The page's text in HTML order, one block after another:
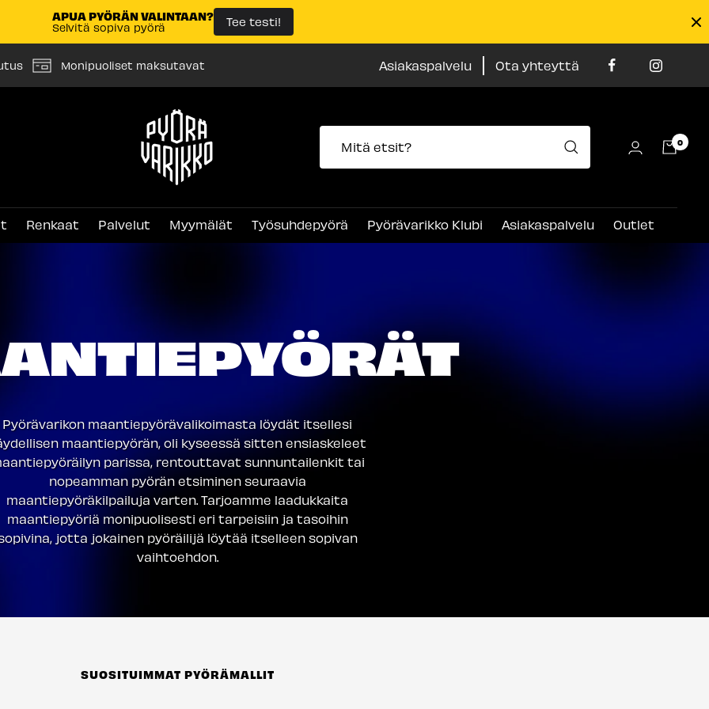
APUA PYÖRÄN VALINTAAN?
Selvitä sopiva pyörä Tee testi!
Monipuoliset maksutavat Asiakaspalvelu Ota yhteyttä
Pyörävarikko
0
Renkaat Palvelut Myymälät Työsuhdepyörä Pyörävarikko Klubi Asiakaspalvelu Outlet
Pyörävarikon maantiepyörävalikoimasta löydät itsellesi
maantiepyörän, oli kyseessä sitten ensiaskeleet
parissa, rentouttavat sunnuntailenkit tai
nopeamman pyörän etsiminen seuraavia
maantiepyöräkilpailuja varten. Tarjoamme laadukkaita
maantiepyöriä monipuolisesti eri tarpeisiin ja tasoihin
jotta jokainen pyöräilijä löytää itselleen sopivan
vaihtoehdon.
SUOSITUIMMAT PYÖRÄMALLIT